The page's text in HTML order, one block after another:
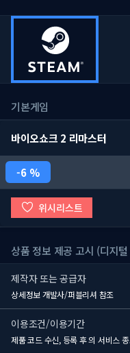
기본게임
바이오쇼크 2 리마스터
6 %
위시리스트
상품 정보 제공 고시 (디지
제작자 또는 공급자
상세정보 개발사/퍼블리셔 참조
이용조건/이용기간
제품 코드 수신, 등록 후의 서비스